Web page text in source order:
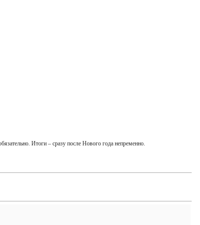
Итоги – сразу после Нового года непременно.